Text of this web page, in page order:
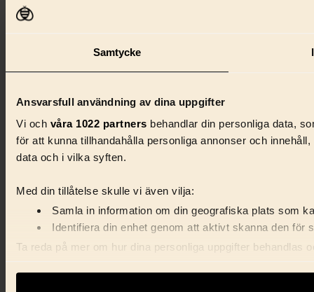
Samtycke
Ansvarsfull användning av dina uppgifter
Vi och våra 1022 partners behandlar din personliga data,
för att kunna tillhandahålla personliga annonser och
data och i vilka syften.
Med din tillåtelse skulle vi även vilja:
Samla in information om din geografiska plats som
Identifiera din enhet genom att aktivt skanna den för
Ta reda på mer om hur dina personliga uppgifter behandlas